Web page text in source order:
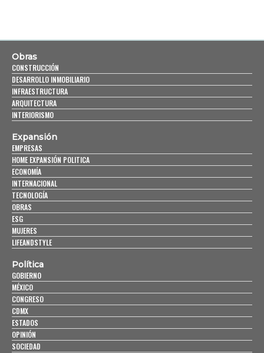
Obras
CONSTRUCCIÓN
DESARROLLO INMOBILIARIO
INFRAESTRUCTURA
ARQUITECTURA
INTERIORISMO
Expansión
EMPRESAS
HOME EXPANSIÓN POLITICA
ECONOMÍA
INTERNACIONAL
TECNOLOGÍA
OBRAS
ESG
MUJERES
LIFEANDSTYLE
Política
GOBIERNO
MÉXICO
CONGRESO
CDMX
ESTADOS
OPINIÓN
SOCIEDAD